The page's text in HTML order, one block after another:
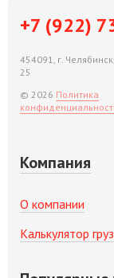
Компания
О компании
Калькулятор
+7 (922)
454091, г.
25
© 2026 Политика